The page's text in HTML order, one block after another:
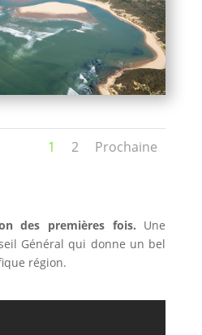
1 2 Prochaine
des premières fois. Une
Général qui donne un bel
région.